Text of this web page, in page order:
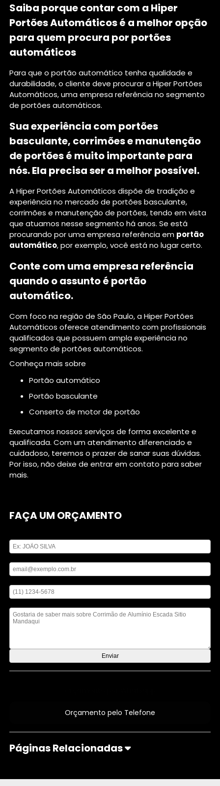
Saiba porque contar com a Hiper
Portões Automáticos é a melhor opção
para quem procura por portões
automáticos
Para que o portão automático tenha qualidade e
durabilidade, o cliente deve procurar a Hiper Portões
Automáticos, uma empresa referência no segmento
de portões automáticos.
Sua experiência com portões
basculante, corrimões e manutenção
de portões é muito importante para
nós. Ela precisa ser a melhor possível.
A Hiper Portões Automáticos dispõe de tradição e
experiência no mercado de portões basculante,
corrimões e manutenção de portões, tendo em vista
que atuamos nesse segmento há anos. Se está
procurando por uma empresa referência em portão
automático, por exemplo, você está no lugar certo.
Conte com uma empresa referência
quando o assunto é portão
automático.
Com foco na região de São Paulo, a Hiper Portões
Automáticos oferece atendimento com profissionais
qualificados que possuem ampla experiência no
segmento de portões automáticos.
Conheça mais sobre
portão automático
portão basculante
conserto de motor de portão
Executamos nossos serviços de forma excelente e
qualificada. Com um atendimento diferenciado e
cuidadoso, teremos o prazer de sanar suas dúvidas.
Por isso, não deixe de entrar em contato para saber
mais.
FAÇA UM ORÇAMENTO
Orçamento pelo Telefone
Páginas Relacionadas